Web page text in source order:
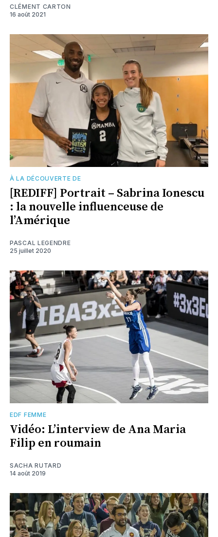
CLÉMENT CARTON
16 août 2021
À LA DÉCOUVERTE DE
[REDIFF] Portrait – Sabrina Ionescu
: la nouvelle influenceuse de
l’Amérique
PASCAL LEGENDRE
25 juillet 2020
EDF FEMME
Vidéo: L’interview de Ana Maria
Filip en roumain
SACHA RUTARD
14 août 2019